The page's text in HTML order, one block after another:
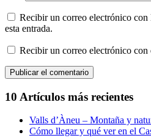
Recibir un correo electrónico con
esta entrada.
Recibir un correo electrónico con
10 Artículos más recientes
Valls d’Àneu – Montaña y
Cómo llegar y qué ver en el